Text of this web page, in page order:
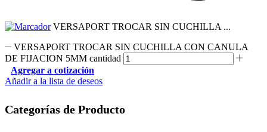
VERSAPORT TROCAR SIN CUCHILLA ...
VERSAPORT TROCAR SIN CUCHILLA CON CANULA
DE FIJACION 5MM cantidad
Agregar a cotización
Añadir a la lista de deseos
Categorías de Producto